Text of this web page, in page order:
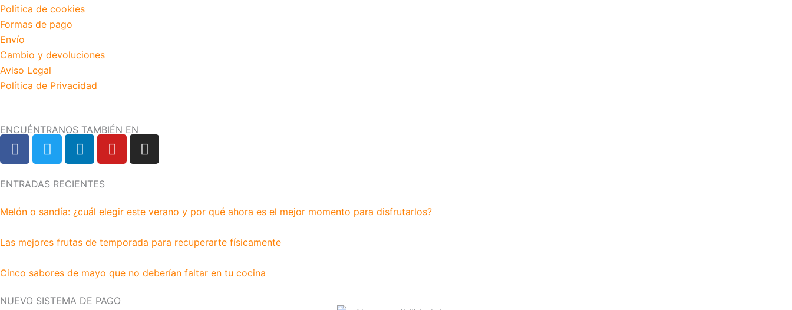
Política de cookies
Formas de pago
Envío
Cambio y devoluciones
Aviso Legal
Política de Privacidad
ENCUÉNTRANOS TAMBIÉN EN
F
a
e
o
k
T
w
t
e
L
i
k
d
n
Y
o
b
I
n
g
a
ENTRADAS RECIENTES
Melón o sandía: ¿cuál elegir este verano y por qué ahora es el mejor momento para disfrutarlos?
Las mejores frutas de temporada para recuperarte físicamente
Cinco sabores de mayo que no deberían faltar en tu cocina
NUEVO SISTEMA DE PAGO